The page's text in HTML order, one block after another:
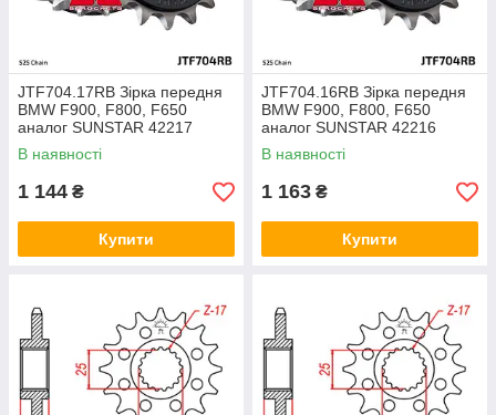
JTF704.17RB Зірка передня
BMW F900, F800, F650
аналог SUNSTAR 42217
В наявності
1 144 ₴
Купити
JTF704.16RB Зірка передня
BMW F900, F800, F650
аналог SUNSTAR 42216
В наявності
1 163 ₴
Купити